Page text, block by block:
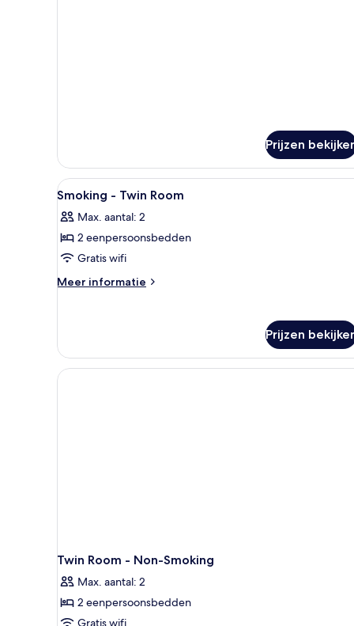
Prijzen
Alle
foto's
voor
Smoking
-
Twin
Een kluis op de kamer, een
3
Smoking - Twin Room
Max. aantal: 2
2 eenpersoonsbedden
Gratis wifi
Meer informatie
Meer
Twin
Room
Prijzen
Twin Room - Non-Smoking
Max. aantal: 2
2 eenpersoonsbedden
Gratis wifi